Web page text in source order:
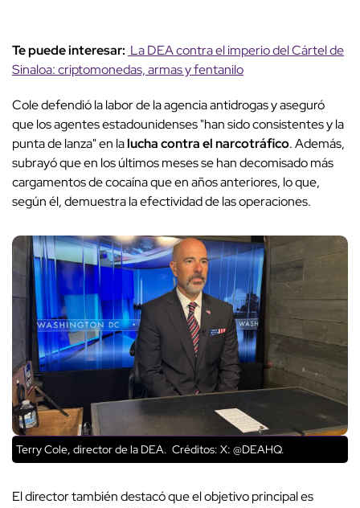
Te puede interesar: La DEA contra el imperio del Cártel de
Sinaloa: criptomonedas, armas y fentanilo
Cole defendió la labor de la agencia antidrogas y aseguró
que los agentes estadounidenses "han sido consistentes y la
punta de lanza" en lalucha contra el narcotráfico. Además,
subrayó que en los últimos meses se han decomisado más
cargamentos de cocaína que en años anteriores, lo que,
según él, demuestra la efectividad de las operaciones.
Terry Cole, director de la DEA. Créditos: X: @DEAHQ.
El director también destacó que el objetivo principal es